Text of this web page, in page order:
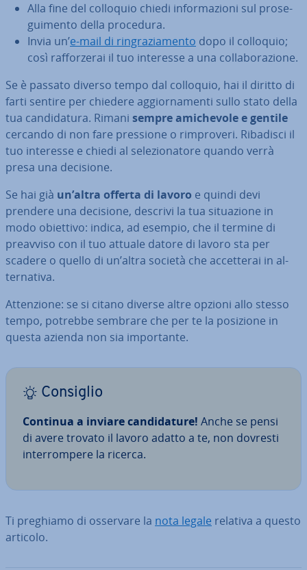
Alla fine del colloquio chiedi in­for­ma­zio­ni sul pro­se­
gui­men­to della procedura.
Invia un’e-mail di rin­gra­zia­men­to dopo il colloquio;
così raf­for­ze­rai il tuo interesse a una col­la­bo­ra­zio­ne.
Se è passato diverso tempo dal colloquio, hai il diritto di
farti sentire per chiedere ag­gior­na­men­ti sullo stato della
tua can­di­da­tu­ra. Rimani sempre ami­che­vo­le e gentile
cercando di non fare pressione o rim­pro­ve­ri. Ribadisci il
tuo interesse e chiedi al se­le­zio­na­to­re quando verrà
presa una decisione.
Se hai già un’altra offerta di lavoro e quindi devi
prendere una decisione, descrivi la tua si­tua­zio­ne in
modo obiettivo: indica, ad esempio, che il termine di
preavviso con il tuo attuale datore di lavoro sta per
scadere o quello di un’altra società che ac­cet­te­rai in al­
ter­na­ti­va.
At­ten­zio­ne: se si citano diverse altre opzioni allo stesso
tempo, potrebbe sembrare che per te la posizione in
questa azienda non sia im­por­tan­te.
Consiglio
Continua a inviare can­di­da­tu­re! Anche se pensi
di avere trovato il lavoro adatto a te, non dovresti
in­ter­rom­pe­re la ricerca.
Ti preghiamo di osservare la nota legale relativa a questo
articolo.